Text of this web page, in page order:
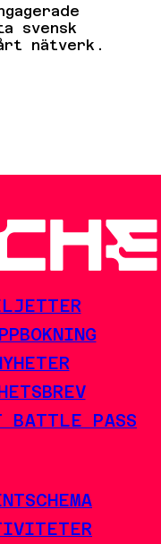
svensk
nätverk.
BATTLE PASS